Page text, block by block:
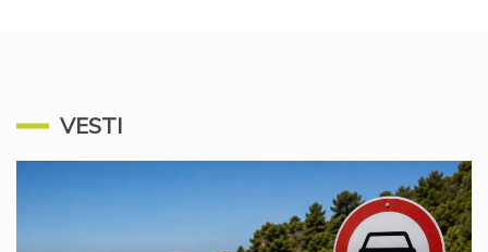
VESTI